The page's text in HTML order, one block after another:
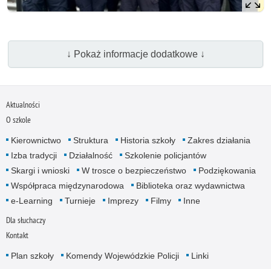
↓ Pokaż informacje dodatkowe ↓
Aktualności
O szkole
Kierownictwo Struktura Historia szkoły
Zakres działania
Izba tradycji
Działalność
Szkolenie policjantów
Skargi i wnioski
W trosce o bezpieczeństwo
Podziękowania
Współpraca międzynarodowa
Biblioteka oraz wydawnictwa
e-Learning
Turnieje Imprezy Filmy Inne
Dla słuchaczy
Kontakt
Plan szkoły Komendy Wojewódzkie Policji Linki